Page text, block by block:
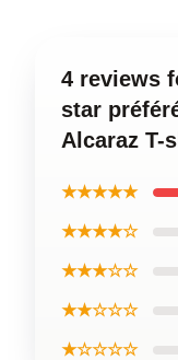
4 reviews
star
Alcaraz T-
★★★★★
★★★★☆
★★★☆☆
★★☆☆☆
★☆☆☆☆